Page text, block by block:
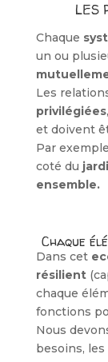
LES
Chaque
un ou
Les
privilégiées
et doivent
Par
coté du
ensemble.
Chaque
Dans cet
résilient
chaque
fonctions
Nous
besoins,